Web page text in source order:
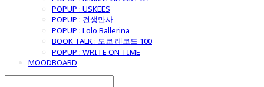
POPUP : USKEES
POPUP : 견생만사
POPUP : Lolo Ballerina
BOOK TALK : 도쿄 레코드 100
POPUP : WRITE ON TIME
MOODBOARD